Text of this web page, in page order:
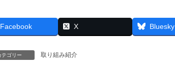
Facebook X Bluesky
テゴリー 取り組み紹介